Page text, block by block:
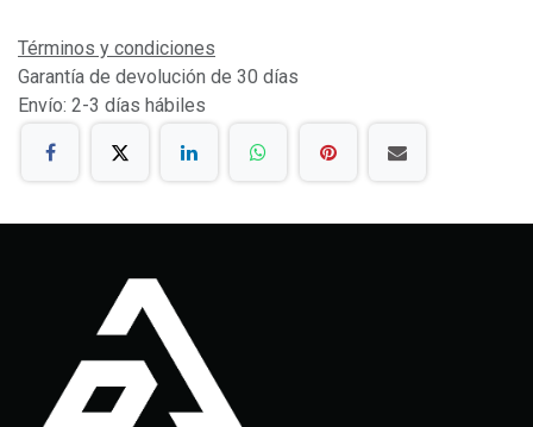
Términos y condiciones
Garantía de devolución de 30 días
Envío: 2-3 días hábiles